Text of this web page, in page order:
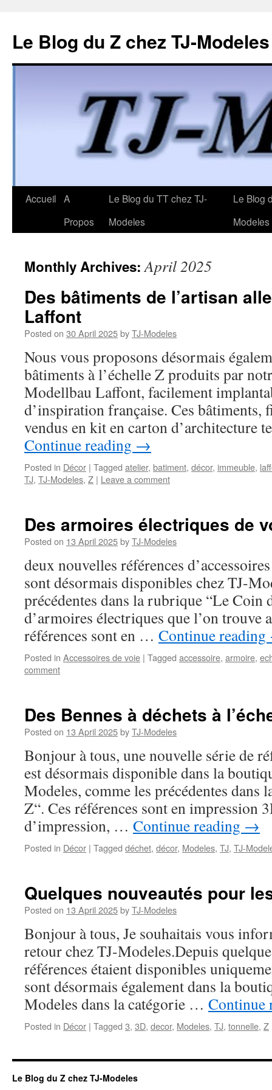
Le Blog du Z chez TJ-Modeles
Skip
Accueil A
Propos
Le Blog du TT chez TJ-
Modeles
Le Blog
Modeles
Monthly Archives:April 2025
Des bâtiments de l’artisan
Laffont
Posted on 30 April 2025byTJ-Modeles
Nous vous proposons désormais
bâtiments à l’échelle Z produits par
Modellbau Laffont, facilement
d’inspiration française. Ces bâtiments,
vendus en kit en carton d’architecture
Continue reading →
Posted in Décor | Tagged atelier, batiment, décor, immeuble,
TJ, TJ-Modeles, Z | Leave a comment
Des armoires électriques de
Posted on 13 April 2025byTJ-Modeles
deux nouvelles références
sont désormais disponibles chez TJ-
précédentes dans la rubrique “Le Coin
d’armoires électriques que l’on trouve
références sont en … Continue reading
Posted in Accessoires de voie | Tagged accessoire, armoire,
comment
Des Bennes à déchets à
Posted on 13 April 2025byTJ-Modeles
Bonjour à tous, une nouvelle série de
est désormais disponible dans la
Modeles, comme les précédentes
Z“. Ces références sont en impression
d’impression, … Continue reading →
Posted in Décor | Tagged déchet, décor, Modeles, TJ, TJ-
Quelques nouveautés pour
Posted on 13 April 2025byTJ-Modeles
Bonjour à tous, Je souhaitais vous
retour chez TJ-Modeles.Depuis
références étaient disponibles
sont désormais également dans la
Modeles dans la catégorie … Continue
Posted in Décor | Tagged 3, 3D, decor, Modeles, TJ, tonnelle, Z
Le Blog du Z chez TJ-Modeles